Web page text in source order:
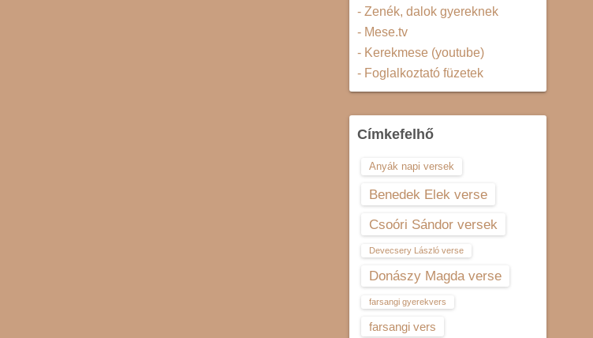
- Zenék, dalok gyereknek
- Mese.tv
- Kerekmese (youtube)
- Foglalkoztató füzetek
Címkefelhő
Anyák napi versek
Benedek Elek verse
Csoóri Sándor versek
Devecsery László verse
Donászy Magda verse
farsangi gyerekvers
farsangi vers